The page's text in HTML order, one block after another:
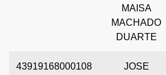
MAISA
MACHADO
DUARTE
43919168000108
JOSE